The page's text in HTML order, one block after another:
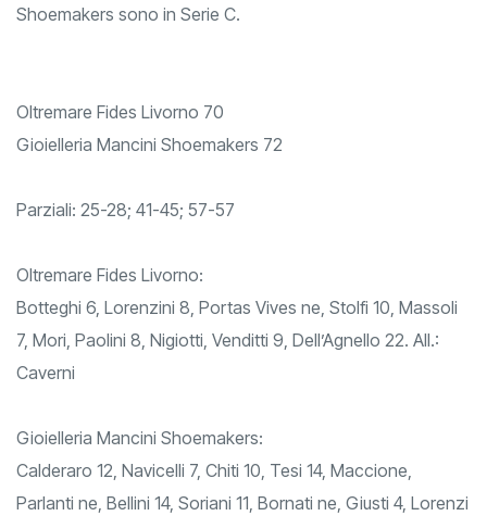
Shoemakers sono in Serie C.
Oltremare Fides Livorno 70
Gioielleria Mancini Shoemakers 72
Parziali: 25-28; 41-45; 57-57
Oltremare Fides Livorno:
Botteghi 6, Lorenzini 8, Portas Vives ne, Stolfi 10, Massoli
7, Mori, Paolini 8, Nigiotti, Venditti 9, Dell’Agnello 22. All.:
Caverni
Gioielleria Mancini Shoemakers:
Calderaro 12, Navicelli 7, Chiti 10, Tesi 14, Maccione,
Parlanti ne, Bellini 14, Soriani 11, Bornati ne, Giusti 4, Lorenzi